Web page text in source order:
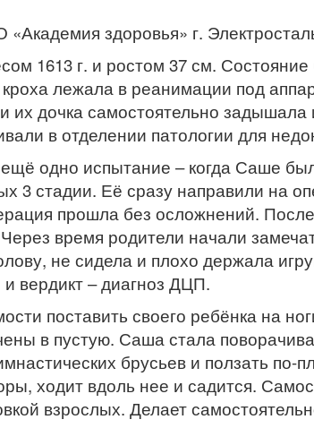
здоровья» г.
1613 г. и ростом 37 см.
лежала в реанимации под
их дочка самостоятельно задышала
в отделении патологии для
одно испытание – когда Саше
3 стадии. Её сразу направили на
прошла без осложнений.
время родители начали
не сидела и плохо держала
вердикт – диагноз ДЦП.
поставить своего ребёнка на
в пустую. Саша стала
брусьев и ползать
ходит вдоль нее и садится.
взрослых. Делает